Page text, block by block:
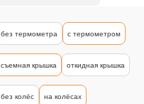
без термометра с термометром
съемная крышка откидная крышка
без колёс на колёсах